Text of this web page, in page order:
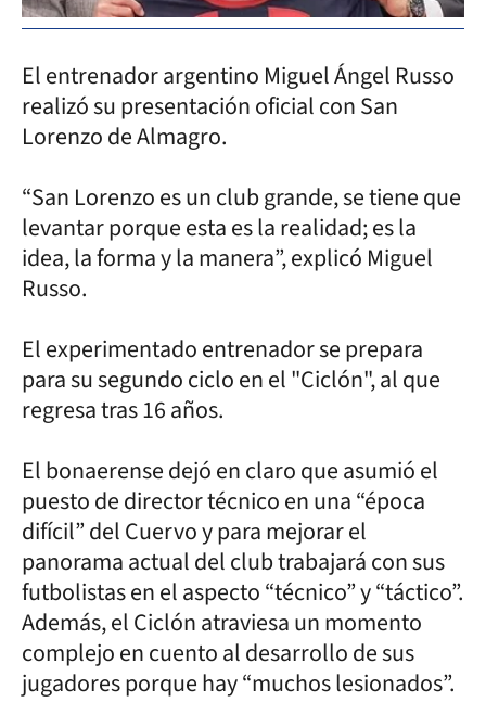
El entrenador argentino Miguel Ángel Russo
realizó su presentación oficial con San
Lorenzo de Almagro.
“San Lorenzo es un club grande, se tiene que
levantar porque esta es la realidad; es la
idea, la forma y la manera”, explicó Miguel
Russo.
El experimentado entrenador se prepara
para su segundo ciclo en el "Ciclón", al que
regresa tras 16 años.
El bonaerense dejó en claro que asumió el
puesto de director técnico en una “época
difícil” del Cuervo y para mejorar el
panorama actual del club trabajará con sus
futbolistas en el aspecto “técnico” y “táctico”.
Además, el Ciclón atraviesa un momento
complejo en cuento al desarrollo de sus
jugadores porque hay “muchos lesionados”.